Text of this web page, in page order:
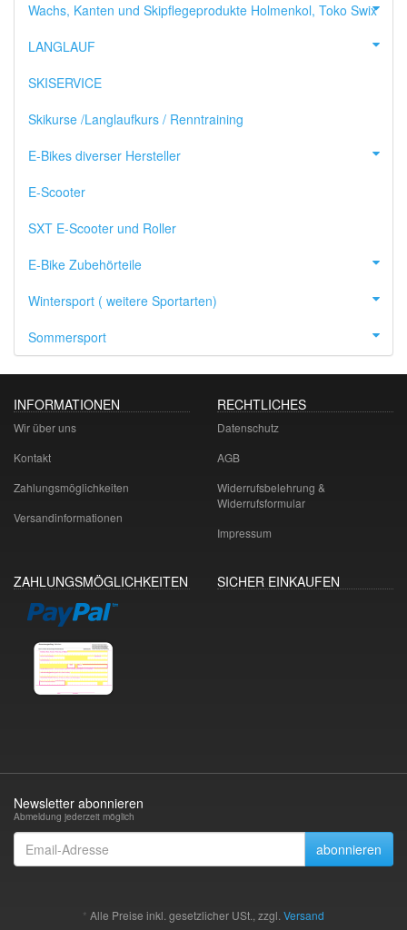
Wachs, Kanten und Skipflegeprodukte Holmenkol, Toko Swix
LANGLAUF
SKISERVICE
Skikurse /Langlaufkurs / Renntraining
E-Bikes diverser Hersteller
E-Scooter
SXT E-Scooter und Roller
E-Bike Zubehörteile
Wintersport ( weitere Sportarten)
Sommersport
INFORMATIONEN
Wir über uns
Kontakt
Zahlungsmöglichkeiten
Versandinformationen
RECHTLICHES
Datenschutz
AGB
Widerrufsbelehrung &
Widerrufsformular
Impressum
ZAHLUNGSMÖGLICHKEITEN SICHER EINKAUFEN
Newsletter abonnieren
Abmeldung jederzeit möglich
Email-
Adresse
abonnieren
* Alle Preise inkl. gesetzlicher USt., zzgl. Versand